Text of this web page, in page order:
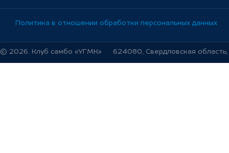
Политика в отношении обработки персональных данных
© 2026. Клуб самбо «УГМК» 624080, Свердловская